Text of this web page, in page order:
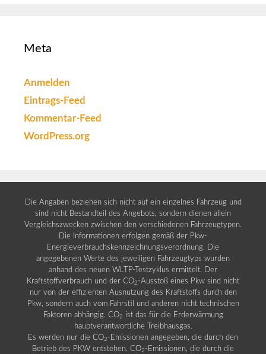
Meta
Anmelden
Eintrags-Feed
Kommentar-Feed
WordPress.org
Die Angaben beziehen sich nicht auf ein einzelnes Fahrzeug und
sind nicht Bestandteil des Angebots, sondern dienen allein
Vergleichszwecken zwischen den verschiedenen Fahrzeugtypen.
Die Informationen erfolgen gemäß der Pkw-
Energieverbrauchskennzeichnungsverordnung. Die
angegebenen Werte des jeweiligen Fahrzeugtyps wurden
anhand des neuen WLTP-Testzyklus ermittelt. Der
Kraftstoffverbrauch und der CO2 -Ausstoß eines Pkw sind nicht
nur von der effizienten Ausnutzung des Kraftstoffs durch den
Pkw, sondern auch vom Fahrstil und anderen nicht technischen
Faktoren abhängig. CO2 ist das für die Erderwärmung
hauptverantwortliche Treibhausgas.
Es werden nur die CO2 -Emissionen angegeben, die durch den
Betrieb des PKW entstehen. CO2 -Emissionen, die durch die